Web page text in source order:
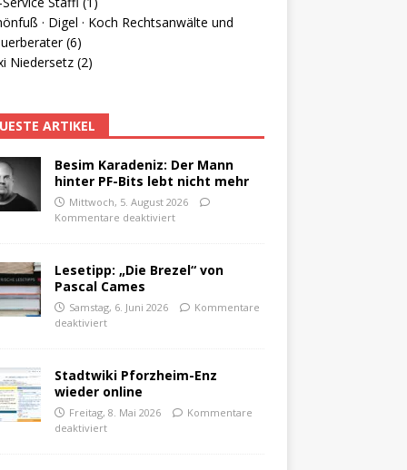
· Digel · Koch Rechtsanwälte und
(6)
Niedersetz (2)
ARTIKEL
Besim Karadeniz: Der Mann
hinter PF-Bits lebt nicht mehr
Mittwoch, 5. August 2026
Kommentare deaktiviert
Lesetipp: „Die Brezel“ von
Pascal Cames
Samstag, 6. Juni 2026
Kommentare
deaktiviert
Stadtwiki Pforzheim-Enz
wieder online
Freitag, 8. Mai 2026
Kommentare
deaktiviert